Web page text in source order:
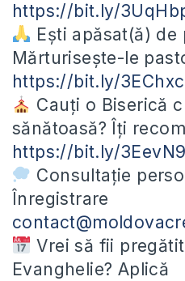
https://bit.ly/
Ești apăsat(ă) de
Mărturisește-le
https://bit.ly/
Cauți o Biserică
sănătoasă? Îți
https://bit.ly/
Consultație
Înregistrare
Vrei să fii
Evanghelie? Aplică